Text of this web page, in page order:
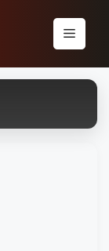
Menu